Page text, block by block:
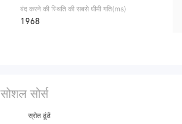
बंद करने की स्थिति की सबसे धीमी गति(ms)
1968
सोशल सोर्स
स्रोत ढूंढें